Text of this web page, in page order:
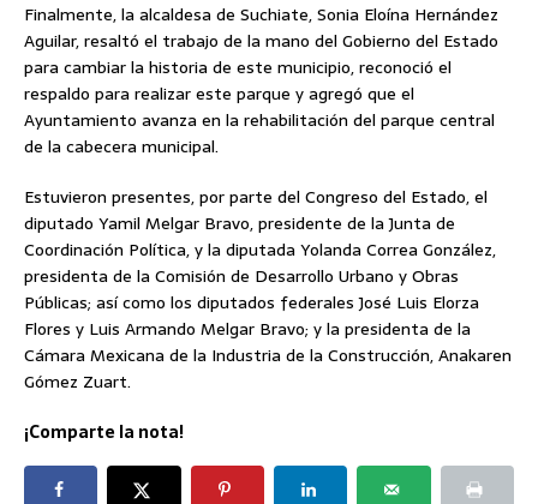
Finalmente, la alcaldesa de Suchiate, Sonia Eloína Hernández
Aguilar, resaltó el trabajo de la mano del Gobierno del Estado
para cambiar la historia de este municipio, reconoció el
respaldo para realizar este parque y agregó que el
Ayuntamiento avanza en la rehabilitación del parque central
de la cabecera municipal.
Estuvieron presentes, por parte del Congreso del Estado, el
diputado Yamil Melgar Bravo, presidente de la Junta de
Coordinación Política, y la diputada Yolanda Correa González,
presidenta de la Comisión de Desarrollo Urbano y Obras
Públicas; así como los diputados federales José Luis Elorza
Flores y Luis Armando Melgar Bravo; y la presidenta de la
Cámara Mexicana de la Industria de la Construcción, Anakaren
Gómez Zuart.
¡Comparte la nota!